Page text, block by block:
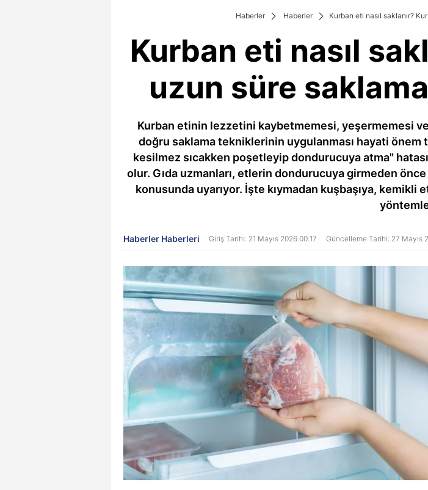
Haberler Haberler Kurban eti nasıl saklanır?
Kurban eti nasıl
uzun süre
Kurban etinin lezzetini kaybetmemesi, yeşermemesi
doğru saklama tekniklerinin uygulanması hayati önem
kesilmez sıcakken poşetleyip dondurucuya atma"
olur. Gıda uzmanları, etlerin dondurucuya girmeden
konusunda uyarıyor. İşte kıymadan kuşbaşıya, kemikli
Haberler Haberleri Giriş Tarihi: 21 Mayıs 2026 00:17 Güncelleme Tarihi: 27 Mayıs